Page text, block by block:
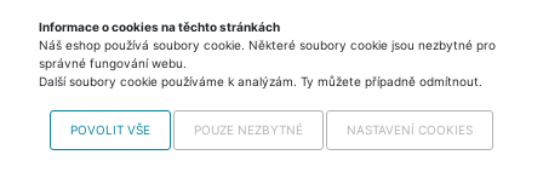
Informace o cookies na těchto stránkách
Náš eshop používá soubory cookie. Některé soubory cookie jsou nezbytné pro
správné fungování webu.
Další soubory cookie používáme k analýzám. Ty můžete případně odmítnout.
POVOLIT VŠE POUZE NEZBYTNÉ NASTAVENÍ COOKIES